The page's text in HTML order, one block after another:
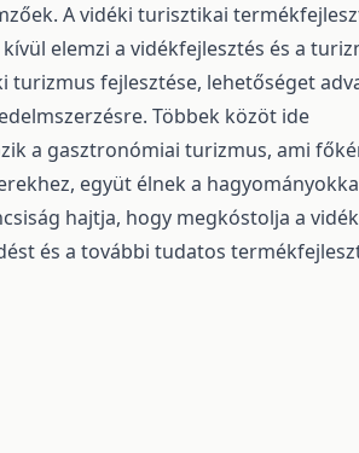
A vidéki turisztikai
kívül elemzi a vidékfejlesztés és a
turizmus fejlesztése, lehetőséget
Többek közöt ide
a gasztronómiai turizmus, ami
együt élnek a
hajtja, hogy megkóstolja a
és a további tudatos